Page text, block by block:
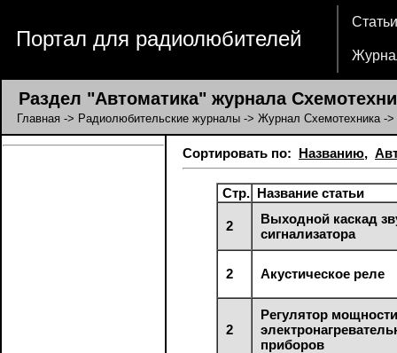
Портал для радиолюбителей
Статьи
Раздел "Автоматика" журнала
Главная -> Радиолюбительские журналы -> Журнал Схемотехника->
Сортировать по: Названию,
Стр. Название статьи
2
Выходной каскад
сигнализатора
2 Акустическое реле
2
Регулятор
приборов